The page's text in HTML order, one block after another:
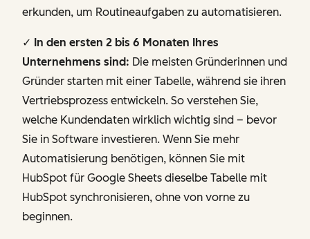
erkunden, um Routineaufgaben zu automatisieren.
✓ In den ersten 2 bis 6 Monaten Ihres
Unternehmens sind: Die meisten Gründerinnen und
Gründer starten mit einer Tabelle, während sie ihren
Vertriebsprozess entwickeln. So verstehen Sie,
welche Kundendaten wirklich wichtig sind – bevor
Sie in Software investieren. Wenn Sie mehr
Automatisierung benötigen, können Sie mit
HubSpot für Google Sheets dieselbe Tabelle mit
HubSpot synchronisieren, ohne von vorne zu
beginnen.